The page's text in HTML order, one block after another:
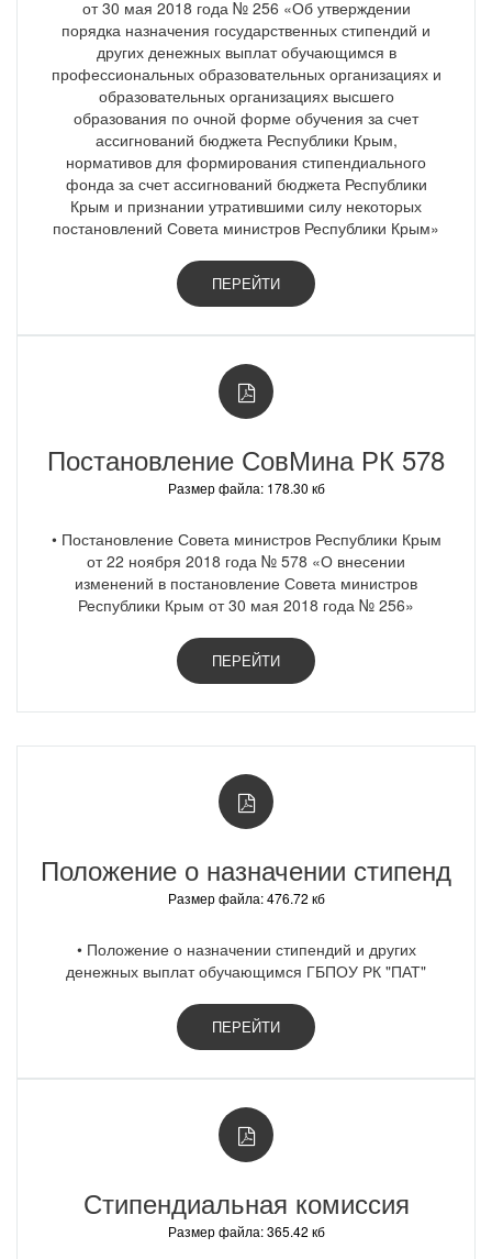
от 30 мая 2018 года № 256 «Об утверждении
порядка назначения государственных стипендий и
других денежных выплат обучающимся в
профессиональных образовательных организациях и
образовательных организациях высшего
образования по очной форме обучения за счет
ассигнований бюджета Республики Крым,
нормативов для формирования стипендиального
фонда за счет ассигнований бюджета Республики
Крым и признании утратившими силу некоторых
постановлений Совета министров Республики Крым»
ПЕРЕЙТИ
Постановление СовМина РК 578
Размер файла: 178.30 кб
• Постановление Совета министров Республики Крым
от 22 ноября 2018 года № 578 «О внесении
изменений в постановление Совета министров
Республики Крым от 30 мая 2018 года № 256»
ПЕРЕЙТИ
Положение о назначении стипенд
Размер файла: 476.72 кб
• Положение о назначении стипендий и других
денежных выплат обучающимся ГБПОУ РК "ПАТ"
ПЕРЕЙТИ
Стипендиальная комиссия
Размер файла: 365.42 кб